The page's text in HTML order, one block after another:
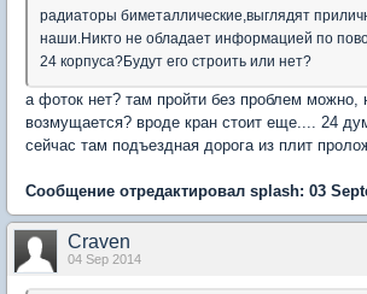
радиаторы биметаллические,выглядят
наши.Никто не обладает информацией по
24 корпуса?Будут его строить или нет?
а фоток нет? там пройти без проблем можно,
возмущается? вроде кран стоит еще.... 24
сейчас там подъездная дорога из плит
Сообщение отредактировал splash: 03
Craven
04 Sep 2014